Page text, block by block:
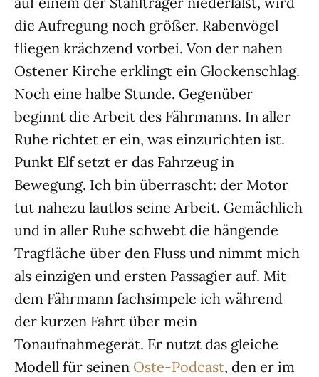
die Aufregung noch größer. Rabenvögel
fliegen krächzend vorbei. Von der nahen
Ostener Kirche erklingt ein Glockenschlag.
Noch eine halbe Stunde. Gegenüber
beginnt die Arbeit des Fährmanns. In aller
Ruhe richtet er ein, was einzurichten ist.
Punkt Elf setzt er das Fahrzeug in
Bewegung. Ich bin überrascht: der Motor
tut nahezu lautlos seine Arbeit. Gemächlich
und in aller Ruhe schwebt die hängende
Tragfläche über den Fluss und nimmt mich
als einzigen und ersten Passagier auf. Mit
dem Fährmann fachsimpele ich während
der kurzen Fahrt über mein
Tonaufnahmegerät. Er nutzt das gleiche
Modell für seinen Oste-Podcast, den er im